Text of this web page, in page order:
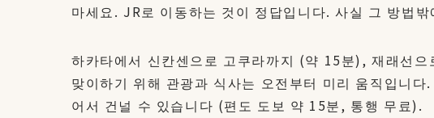
마세요. JR로 이동하는 것이 정답입니다. 사실 그 방법밖
하카타에서 신칸센으로 고쿠라까지 (약 15분), 재래선
맞이하기 위해 관광과 식사는 오전부터 미리 움직입니
어서 건널 수 있습니다 (편도 도보 약 15분, 통행 무료).